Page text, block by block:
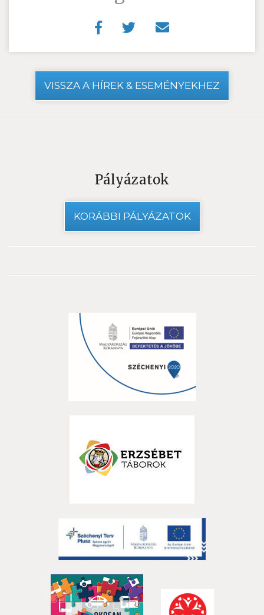
VISSZA A HÍREK & ESEMÉNYEKHEZ
Pályázatok
KORÁBBI PÁLYÁZATOK